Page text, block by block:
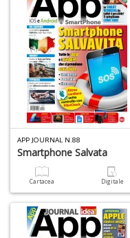
APP JOURNAL N.88
Smartphone Salvata
Cartacea Digitale